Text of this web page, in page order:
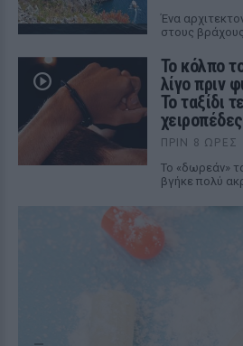
Ένα
στους βράχους
Το κόλπο
λίγο πριν
Το ταξίδι
ΠΡΙΝ 8 ΏΡΕΣ
Το «δωρεάν»
βγήκε πολύ